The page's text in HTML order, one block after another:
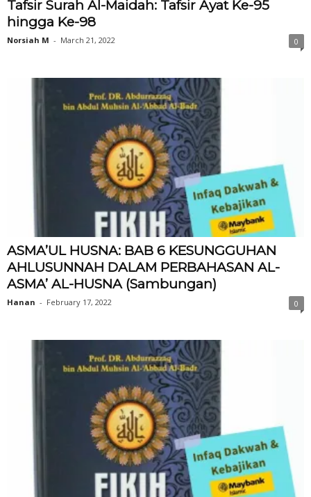
Tafsir Surah Al-Maidah: Tafsir Ayat Ke-95
hingga Ke-98
Norsiah M - March 21, 2022 0
ASMA’UL HUSNA: BAB 6 KESUNGGUHAN
AHLUSUNNAH DALAM PERBAHASAN AL-
ASMA’ AL-HUSNA (Sambungan)
Hanan - February 17, 2022 0